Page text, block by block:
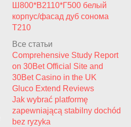
Ш800*В2110*Г500 белый
корпус/фасад дуб сонома
T210
Все статьи
Comprehensive Study Report
on 30Bet Official Site and
30Bet Casino in the UK
Gluco Extend Reviews
Jak wybrać platformę
zapewniającą stabilny dochód
bez ryzyka